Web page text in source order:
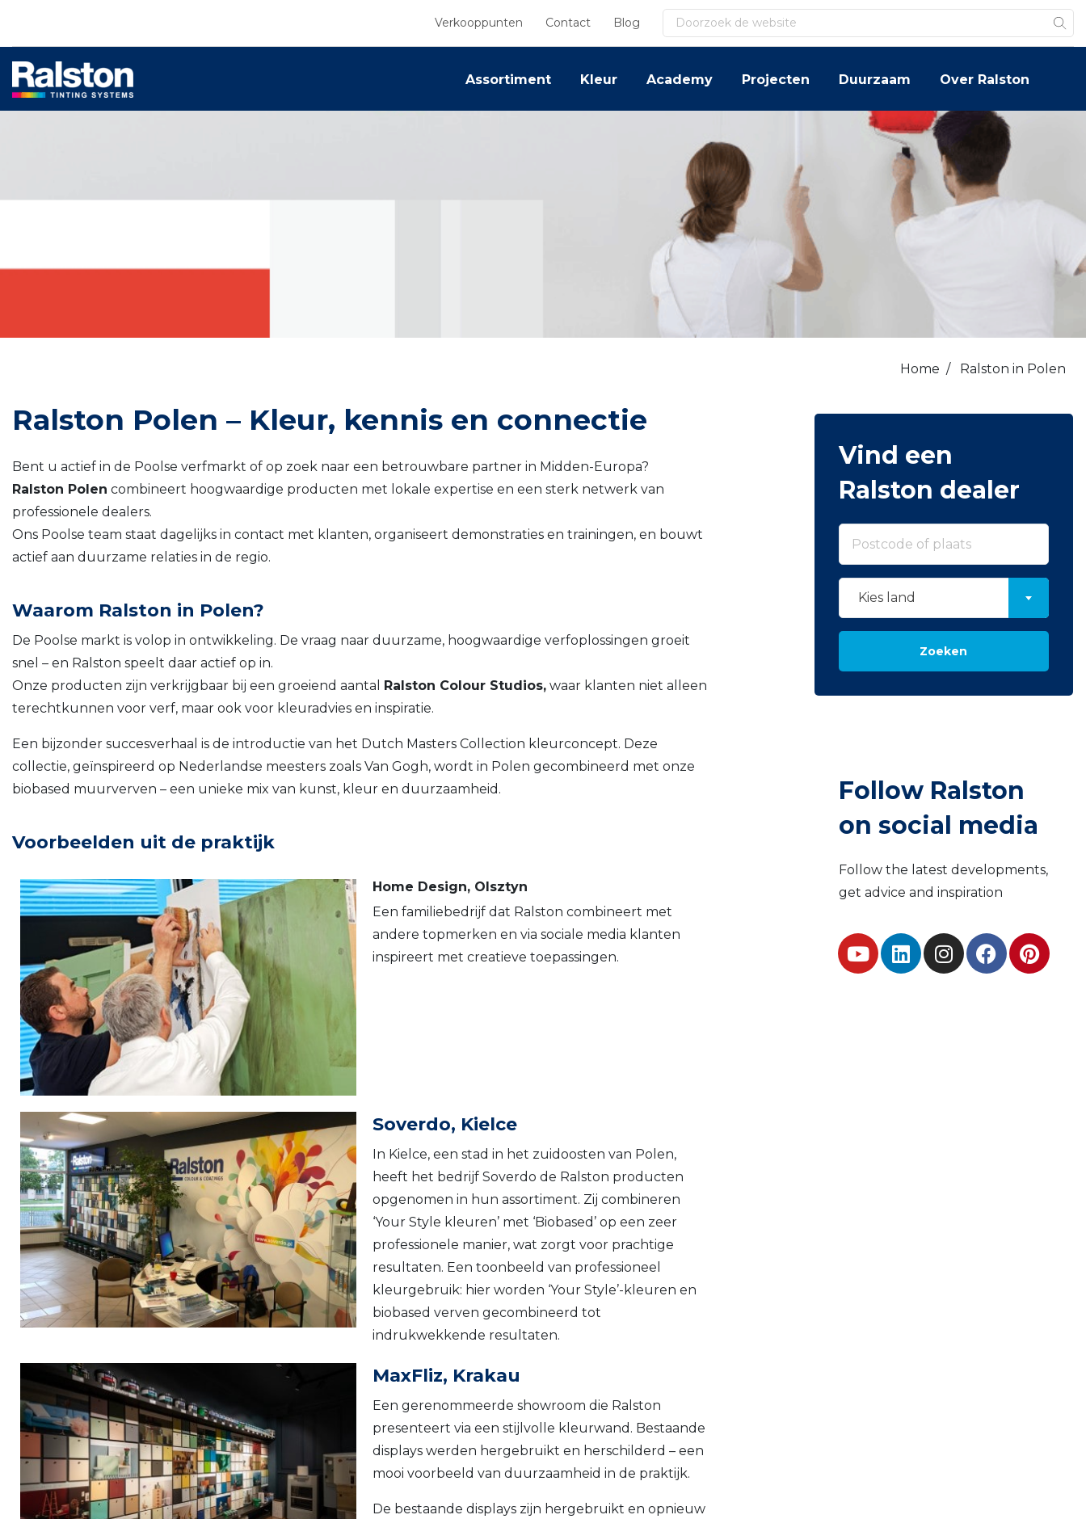
Verkooppunten Contact Blog Search
Assortiment Kleur Academy Projecten Duurzaam Over Ralston
Home / Ralston in Polen
Ralston Polen – Kleur, kennis en connectie
Bent u actief in de Poolse verfmarkt of op zoek naar een betrouwbare partner in Midden-Europa?
Ralston Polen combineert hoogwaardige producten met lokale expertise en een sterk netwerk van
professionele dealers.
Ons Poolse team staat dagelijks in contact met klanten, organiseert demonstraties en trainingen, en bouwt
actief aan duurzame relaties in de regio.
Waarom Ralston in Polen?
De Poolse markt is volop in ontwikkeling. De vraag naar duurzame, hoogwaardige verfoplossingen groeit
snel – en Ralston speelt daar actief op in.
Onze producten zijn verkrijgbaar bij een groeiend aantal Ralston Colour Studios, waar klanten niet alleen
terechtkunnen voor verf, maar ook voor kleuradvies en inspiratie.
Een bijzonder succesverhaal is de introductie van het Dutch Masters Collection kleurconcept. Deze
collectie, geïnspireerd op Nederlandse meesters zoals Van Gogh, wordt in Polen gecombineerd met onze
biobased muurverven – een unieke mix van kunst, kleur en duurzaamheid.
Voorbeelden uit de praktijk
Home Design, Olsztyn
Een familiebedrijf dat Ralston combineert met
andere topmerken en via sociale media klanten
inspireert met creatieve toepassingen.
Soverdo, Kielce
In Kielce, een stad in het zuidoosten van Polen,
heeft het bedrijf Soverdo de Ralston producten
opgenomen in hun assortiment. Zij combineren
‘Your Style kleuren’ met ‘Biobased’ op een zeer
professionele manier, wat zorgt voor prachtige
resultaten. Een toonbeeld van professioneel
kleurgebruik: hier worden ‘Your Style’-kleuren en
biobased verven gecombineerd tot
indrukwekkende resultaten.
MaxFliz, Krakau
Een gerenommeerde showroom die Ralston
presenteert via een stijlvolle kleurwand. Bestaande
displays werden hergebruikt en herschilderd – een
mooi voorbeeld van duurzaamheid in de praktijk.
De bestaande displays zijn hergebruikt en opnieuw
Vind een
Ralston dealer
Kies land
Zoeken
Follow Ralston
on social media
Follow the latest developments,
get advice and inspiration